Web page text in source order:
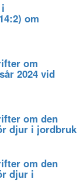
i
om
om
2024 vid
om den
djur i jordbruk
om den
djur i